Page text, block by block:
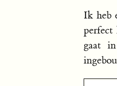
Ik heb
perfect
gaat